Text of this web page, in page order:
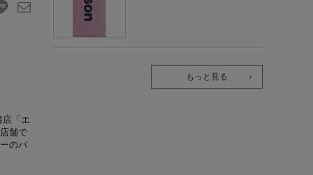
店「エ
舗で
のバ
もっと見る